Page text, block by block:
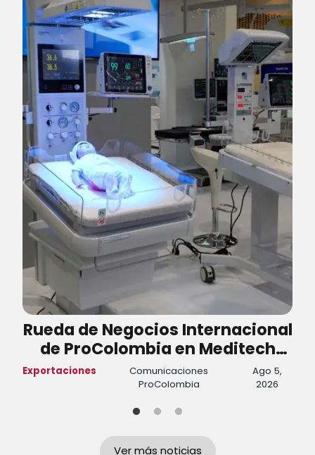
Rueda de Negocios Internacional
de ProColombia en Meditech
generó negocios por cerca de
USD 5,8 millones
Exportaciones
Comunicaciones
ProColombia
Ago 5,
2026
Ver más noticias